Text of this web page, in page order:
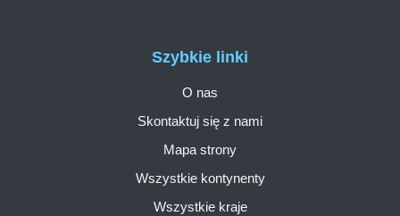
Szybkie linki
O nas
Skontaktuj się z nami
Mapa strony
Wszystkie kontynenty
Wszystkie kraje